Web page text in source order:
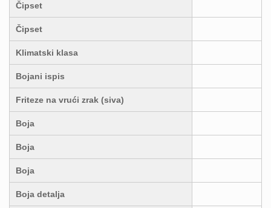
Čipset
Čipset
Klimatski klasa
Bojani ispis
Friteze na vrući zrak (siva)
Boja
Boja
Boja
Boja detalja